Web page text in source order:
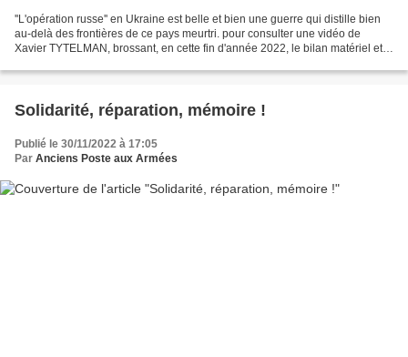
''L'opération russe'' en Ukraine est belle et bien une guerre qui distille bien
au-delà des frontières de ce pays meurtri. pour consulter une vidéo de
Xavier TYTELMAN, brossant, en cette fin d'année 2022, le bilan matériel et
Solidarité, réparation, mémoire !
Publié le 30/11/2022 à 17:05
Par Anciens Poste aux Armées